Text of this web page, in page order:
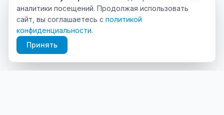
аналитики посещений. Продолжая использовать
сайт, вы соглашаетесь с политикой
конфиденциальности.
Принять